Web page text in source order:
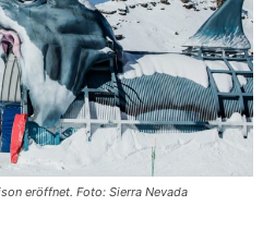
eröffnet. Foto: Sierra Nevada